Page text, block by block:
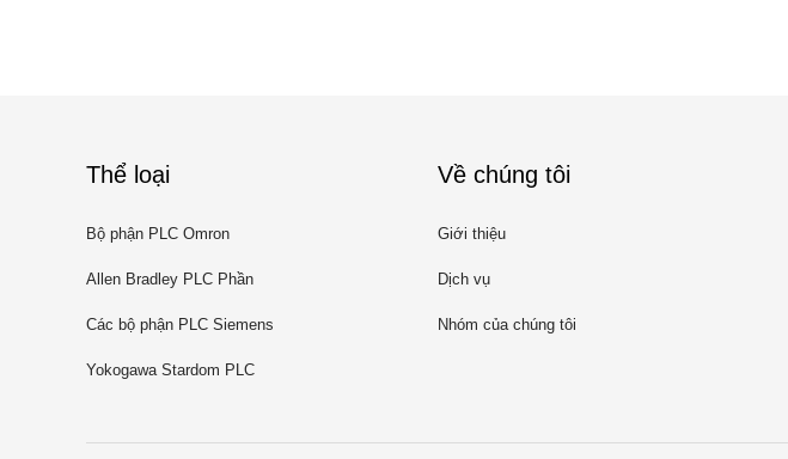
Thể loại
Bộ phận PLC Omron
Allen Bradley PLC Phần
Các bộ phận PLC Siemens
Yokogawa Stardom PLC
Về chúng tôi
Giới thiệu
Dịch vụ
Nhóm của chúng tôi